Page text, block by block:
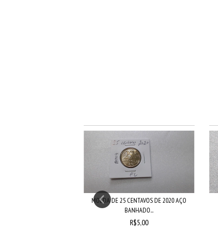
MOEDA DE 25 CENTAVOS DE 2020 AÇO
BANHADO...
R$5,00